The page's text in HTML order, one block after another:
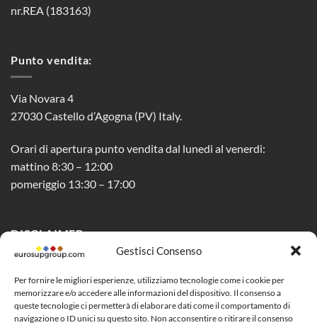
Gestisci Consenso
Per fornire le migliori esperienze, utilizziamo tecnologie come i cookie per
memorizzare e/o accedere alle informazioni del dispositivo. Il consenso a
queste tecnologie ci permetterà di elaborare dati come il comportamento di
navigazione o ID unici su questo sito. Non acconsentire o ritirare il consenso
nr.REA (183163)
Punto vendita:
Via Novara 4
27030 Castello d’Agogna (PV) Italy.
Orari di apertura punto vendita dal lunedi al venerdi:
mattino 8:30 – 12:00
pomeriggio 13:30 – 17:00
DISCLAIMER
Privacy Policy
Cookie Policy (UE)